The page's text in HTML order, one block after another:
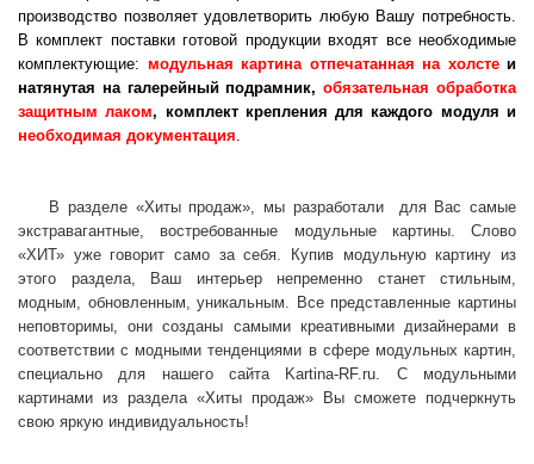
производство позволяет удовлетворить любую Вашу потребность.
В комплект поставки готовой продукции входят все необходимые
комплектующие: модульная картина отпечатанная на холстеи
натянутая на галерейный подрамник,обязательная обработка
защитным лаком, комплект крепления для каждого модуля и
необходимая документация
В разделе «Хиты продаж», мы разработали для Вас самые
экстравагантные, востребованные модульные картины. Слово
«ХИТ» уже говорит само за себя. Купив модульную картину из
этого раздела, Ваш интерьер непременно станет стильным,
модным, обновленным, уникальным. Все представленные картины
неповторимы, они созданы самыми креативными дизайнерами в
соответствии с модными тенденциями в сфере модульных картин,
специально для нашего сайта Kartina-RF.ru. С модульными
картинами из раздела «Хиты продаж» Вы сможете подчеркнуть
свою яркую индивидуальность!